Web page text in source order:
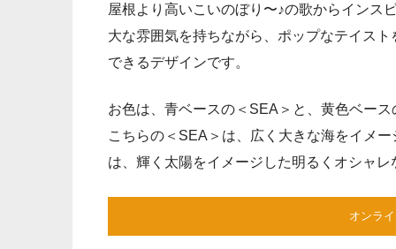
屋根より高いこいのぼり〜♪の歌からインス
大な雰囲気を持ちながら、ポップなテイス
できるデザインです。
お色は、青ベースの＜SEA＞と、黄色ベー
こちらの＜SEA＞は、広く大きな海をイメ
は、輝く太陽をイメージした明るくオシャレ
オンラ